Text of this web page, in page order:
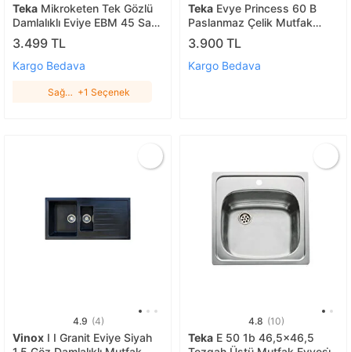
Teka Mikroketen Tek Gözlü
Damlalıklı Eviye EBM 45 Sağ
Damlalıklı
3.499 TL
Kargo Bedava
Sağ
+1 Seçenek
Teka Evye Princess 60 B
Paslanmaz Çelik Mutfak
Evyesi Sağ T Pri̇ncess 60
Pas Sağ
3.900 TL
Kargo Bedava
4.9 (4)
Vinox I I Granit Eviye Siyah
4.8 (10)
Teka E 50 1b 46,5x46,5